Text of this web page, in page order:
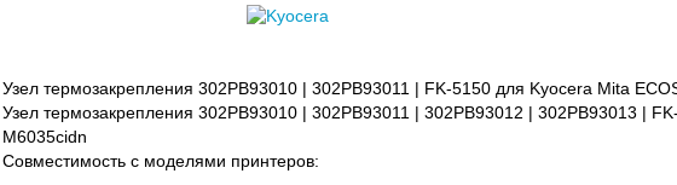
Узел термозакрепления 302PB93010 | 302PB93011 | FK-5150 для Kyocera Mita
Узел термозакрепления 302PB93010 | 302PB93011 | 302PB93012 | 302PB93013 |
M6035cidn
Совместимость с моделями принтеров: